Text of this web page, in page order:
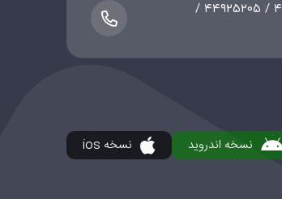
۰۲۱-۴۴۷۵۵۳۸۹ / ۴۴۹۲۵۲۰۸ / ۴۴۹۲۵۶۹۵ / ۴۴۹۲۵۲۰۵ /
نسخه اندروید نسخه ios